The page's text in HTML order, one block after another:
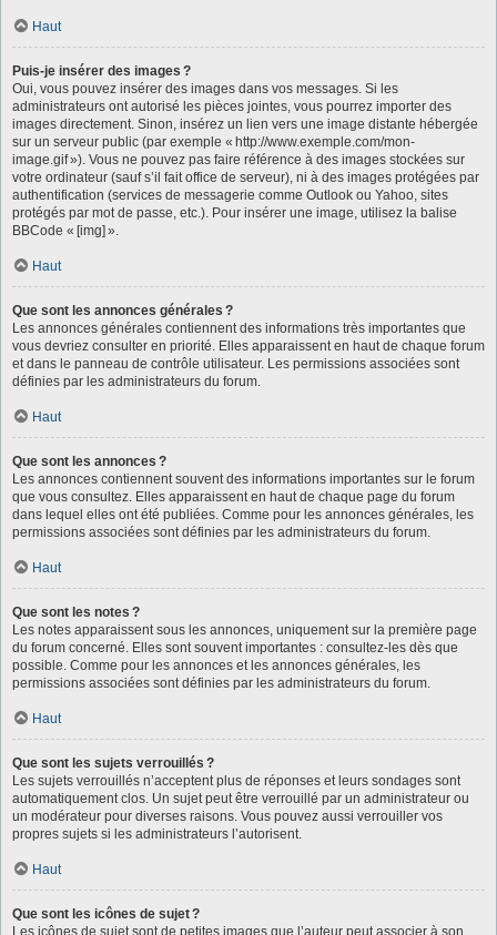
Haut
Puis-je insérer des images ?
Oui, vous pouvez insérer des images dans vos messages. Si les
administrateurs ont autorisé les pièces jointes, vous pourrez importer des
images directement. Sinon, insérez un lien vers une image distante hébergée
sur un serveur public (par exemple « http://www.exemple.com/mon-
image.gif »). Vous ne pouvez pas faire référence à des images stockées sur
votre ordinateur (sauf s’il fait office de serveur), ni à des images protégées par
authentification (services de messagerie comme Outlook ou Yahoo, sites
protégés par mot de passe, etc.). Pour insérer une image, utilisez la balise
BBCode « [img] ».
Haut
Que sont les annonces générales ?
Les annonces générales contiennent des informations très importantes que
vous devriez consulter en priorité. Elles apparaissent en haut de chaque forum
et dans le panneau de contrôle utilisateur. Les permissions associées sont
définies par les administrateurs du forum.
Haut
Que sont les annonces ?
Les annonces contiennent souvent des informations importantes sur le forum
que vous consultez. Elles apparaissent en haut de chaque page du forum
dans lequel elles ont été publiées. Comme pour les annonces générales, les
permissions associées sont définies par les administrateurs du forum.
Haut
Que sont les notes ?
Les notes apparaissent sous les annonces, uniquement sur la première page
du forum concerné. Elles sont souvent importantes : consultez-les dès que
possible. Comme pour les annonces et les annonces générales, les
permissions associées sont définies par les administrateurs du forum.
Haut
Que sont les sujets verrouillés ?
Les sujets verrouillés n’acceptent plus de réponses et leurs sondages sont
automatiquement clos. Un sujet peut être verrouillé par un administrateur ou
un modérateur pour diverses raisons. Vous pouvez aussi verrouiller vos
propres sujets si les administrateurs l’autorisent.
Haut
Que sont les icônes de sujet ?
Les icônes de sujet sont de petites images que l’auteur peut associer à son